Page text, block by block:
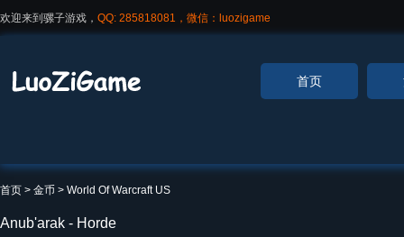
欢迎来到骡子游戏， QQ: 285818081，微信：luozigame
首页
首页 > 金币 > World Of Warcraft US
Anub'arak - Horde